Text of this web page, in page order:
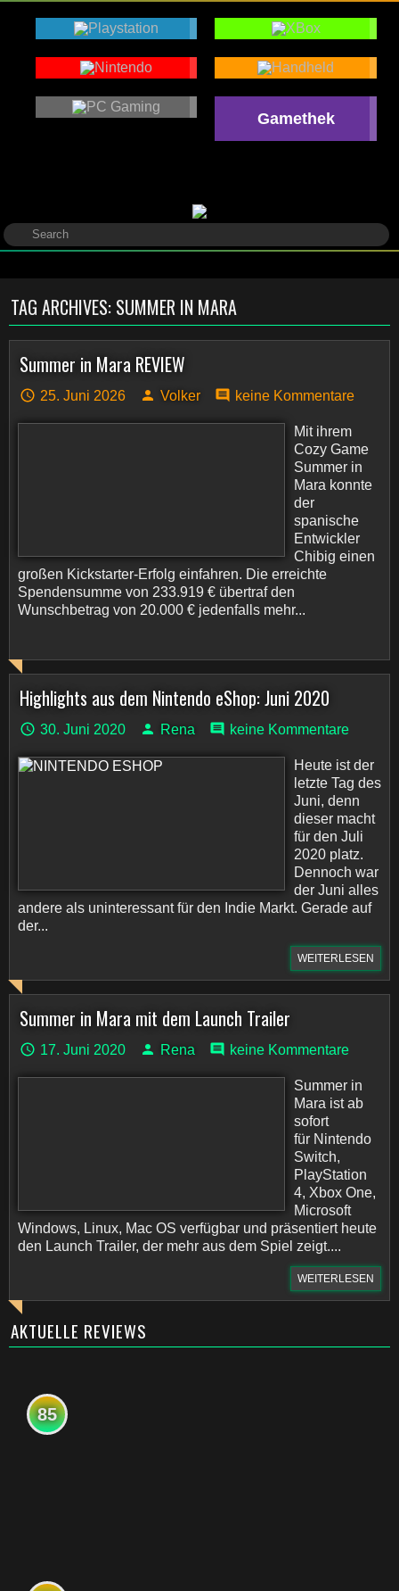
Gamethek
TAG ARCHIVES: SUMMER IN MARA
Summer in Mara REVIEW
25. Juni 2026 Volker keine Kommentare
Mit ihrem
Cozy Game
Summer in
Mara konnte
der
spanische
Entwickler
Chibig einen
großen Kickstarter-Erfolg einfahren. Die erreichte
Spendensumme von 233.919 € übertraf den
Wunschbetrag von 20.000 € jedenfalls mehr...
Highlights aus dem Nintendo eShop: Juni 2020
30. Juni 2020 Rena keine Kommentare
Heute ist der
letzte Tag des
Juni, denn
dieser macht
für den Juli
2020 platz.
Dennoch war
der Juni alles
andere als uninteressant für den Indie Markt. Gerade auf
der...
WEITERLESEN
Summer in Mara mit dem Launch Trailer
17. Juni 2020 Rena keine Kommentare
Summer in
Mara ist ab
sofort
für Nintendo
Switch,
PlayStation
4, Xbox One,
Microsoft
Windows, Linux, Mac OS verfügbar und präsentiert heute
den Launch Trailer, der mehr aus dem Spiel zeigt....
WEITERLESEN
AKTUELLE REVIEWS
85